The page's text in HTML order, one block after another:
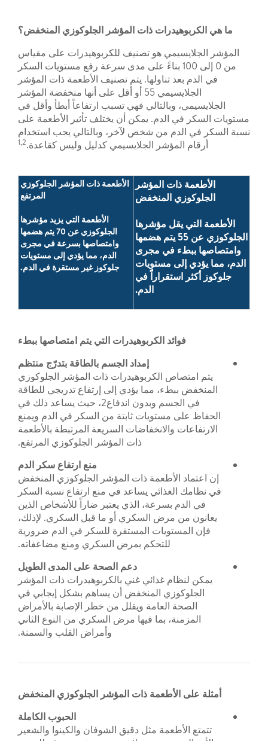
ما هي الكربوهيدرات ذات المؤشر الجلوكوزي المنخفض؟
المؤشر الجلايسيمي هو تصنيف للكربوهيدرات على مقياس
من 0 إلى 100 بناءً على مدى سرعة رفع مستويات السكر
في الدم بعد تناولها. يتم تصنيف الأطعمة ذات المؤشر
الجلايسيمي 55 أو أقل على أنها منخفضة المؤشر
الجلايسيمي، وبالتالي فهي تسبب ارتفاعاً أبطأ وأقل في
مستويات السكر في الدم. يمكن أن يختلف تأثير الأطعمة على
نسبة السكر في الدم من شخص لآخر، وبالتالي يجب استخدام
أرقام المؤشر الجلايسيمي كدليل وليس كقاعدة.1,2
الأطعمة ذات المؤشر
الجلوكوزي المنخفض
الأطعمة التي يقل مؤشرها
الجلوكوزي عن 55 يتم هضمها
وامتصاصها ببطء في مجرى
الدم، مما يؤدي إلى مستويات
جلوكوز أكثر استقراراًً في
الدم.
الأطعمة ذات المؤشر الجلوكوزي
المرتفع
الأطعمة التي يزيد مؤشرها
الجلوكوزي عن 70 يتم هضمها
وامتصاصها بسرعة في مجرى
الدم، مما يؤدي إلى مستويات
جلوكوز غير مستقرة في الدم.
فوائد الكربوهيدرات التي يتم امتصاصها ببطء
إمداد الجسم بالطاقة بتدرّج منتظم
يتم امتصاص الكربوهيدرات ذات المؤشر الجلوكوزي
المنخفض ببطء، مما يؤدي إلى إرتفاع تدريجي للطاقة
في الجسم وبدون اندفاع2، حيث يساعد ذلك في
الحفاظ على مستويات ثابتة من السكر في الدم ويمنع
الارتفاعات والانخفاضات السريعة المرتبطة بالأطعمة
ذات المؤشر الجلوكوزي المرتفع.
منع ارتفاع سكر الدم
إن اعتماد الأطعمة ذات المؤشر الجلوكوزي المنخفض
في نظامك الغذائي يساعد في منع ارتفاع نسبة السكر
في الدم بسرعة، الذي يعتبر ضاراً للأشخاص الذين
يعانون من مرض السكري أو ما قبل السكري. لإذلك،
فإن المستويات المستقرة للسكر في الدم ضرورية
للتحكم بمرض السكري ومنع مضاعفاته.
دعم الصحة على المدى الطويل
يمكن لنظام غذائي غني بالكربوهيدرات ذات المؤشر
الجلوكوزي المنخفض أن يساهم بشكل إيجابي في
الصحة العامة ويقلل من خطر الإصابة بالأمراض
المزمنة، بما فيها مرض السكري من النوع الثاني
وأمراض القلب والسمنة.
أمثلة على الأطعمة ذات المؤشر الجلوكوزي المنخفض
الحبوب الكاملة
تتمتع الأطعمة مثل دقيق الشوفان والكينوا والشعير